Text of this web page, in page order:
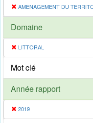
AMENAGEMENT DU
Domaine
LITTORAL
Mot clé
Année rapport
2019